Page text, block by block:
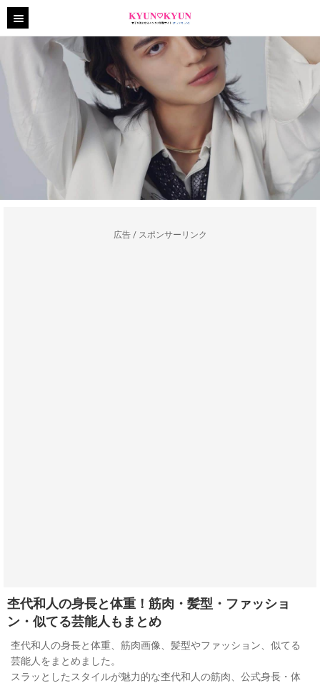
広告 / スポンサーリンク
杢代和人の身長と体重！筋肉・髪型・ファッショ
ン・似てる芸能人もまとめ
杢代和人の身長と体重、筋肉画像、髪型やファッション、似てる
芸能人をまとめました。
スラッとしたスタイルが魅力的な杢代和人の筋肉、公式身長・体